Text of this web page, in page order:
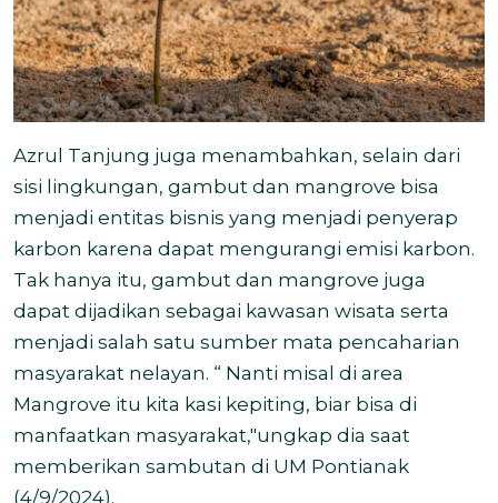
Azrul Tanjung juga menambahkan, selain dari
sisi lingkungan, gambut dan mangrove bisa
menjadi entitas bisnis yang menjadi penyerap
karbon karena dapat mengurangi emisi karbon.
Tak hanya itu, gambut dan mangrove juga
dapat dijadikan sebagai kawasan wisata serta
menjadi salah satu sumber mata pencaharian
masyarakat nelayan. “ Nanti misal di area
Mangrove itu kita kasi kepiting, biar bisa di
manfaatkan masyarakat,"ungkap dia saat
memberikan sambutan di UM Pontianak
(4/9/2024).